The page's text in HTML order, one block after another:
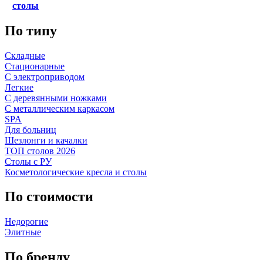
столы
По типу
Складные
Стационарные
С электроприводом
Легкие
С деревянными ножками
С металлическим каркасом
SPA
Для больниц
Шезлонги и качалки
ТОП столов 2026
Столы с РУ
Косметологические кресла и столы
По стоимости
Недорогие
Элитные